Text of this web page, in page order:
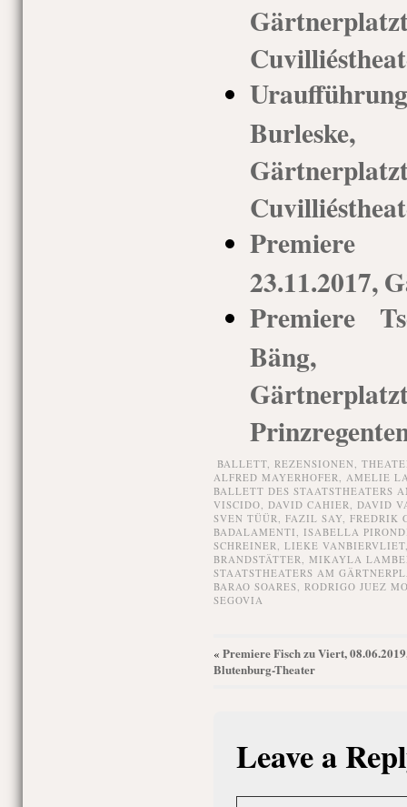
Premiere
23.11.2017,
Premiere
Bäng,
BALLETT, REZENSIONEN,
ALFRED MAYERHOFER, AMELIE
BALLETT DES STAATSTHEATERS
VISCIDO, DAVID CAHIER, DAVID
SVEN TÜÜR, FAZIL SAY, FREDRIK
BADALAMENTI, ISABELLA
SCHREINER, LIEKE VANBIERVLIET
BRANDSTÄTTER, MIKAYLA
STAATSTHEATERS AM
BARAO SOARES, RODRIGO JUEZ
SEGOVIA
« Premiere Fisch zu Viert,
Blutenburg-Theater
Leave a